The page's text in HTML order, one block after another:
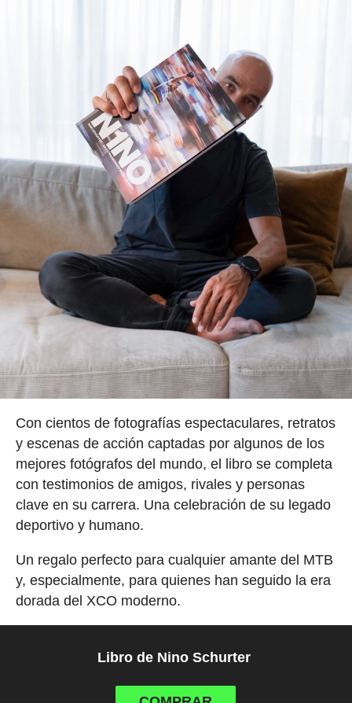
Con cientos de fotografías espectaculares, retratos
y escenas de acción captadas por algunos de los
mejores fotógrafos del mundo, el libro se completa
con testimonios de amigos, rivales y personas
clave en su carrera. Una celebración de su legado
deportivo y humano.
Un regalo perfecto para cualquier amante del MTB
y, especialmente, para quienes han seguido la era
dorada del XCO moderno.
Libro de Nino Schurter